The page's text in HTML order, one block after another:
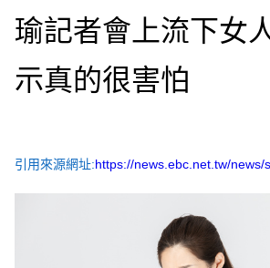
瑜記者會上流下女
示真的很害怕
引用來源網址:https://news.ebc.net.tw/news/